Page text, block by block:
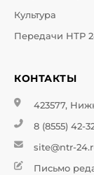
Культура
Передачи НТР
КОНТАКТЫ
423577,
8 (8555) 42-
site@ntr-
Письмо